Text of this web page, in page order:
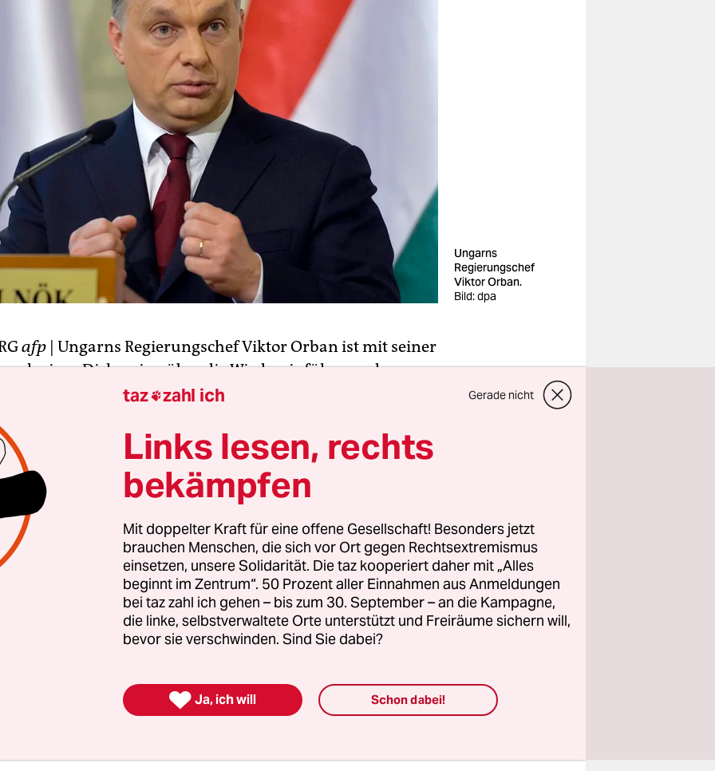
Ungarns
Regierungschef
Viktor Orban.
Bild: dpa
afp | Ungarns Regierungschef Viktor Orban ist mit seiner
einer Diskussion über die Wiedereinführung der
in der EU auf Widerspruch gestoßen. „Für die Europäische
Todesstrafe niemals eine Lösung“, sagte Innenkommissar
am Mittwoch im Europaparlament.
Martin Schulz kündigte ein Gespräch mit Orban
zufolge drohen Ungarn Sanktionen, sollte es die
wieder einführen.
taz zahl ich Gerade nicht
Links lesen, rechts
bekämpfen
Mit doppelter Kraft für eine offene Gesellschaft! Besonders jetzt
brauchen Menschen, die sich vor Ort gegen Rechtsextremismus
einsetzen, unsere Solidarität. Die taz kooperiert daher mit „Alles
beginnt im Zentrum“. 50 Prozent aller Einnahmen aus Anmeldungen
bei taz zahl ich gehen – bis zum 30. September – an die Kampagne,
die linke, selbstverwaltete Orte unterstützt und Freiräume sichern will,
bevor sie verschwinden. Sind Sie dabei?
 Ja, ich will Schon dabei!